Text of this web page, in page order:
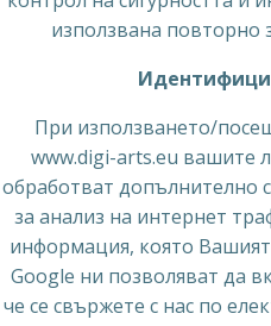
използвана повторно
При използването/
www.digi-arts.eu вашите
обработват допълнително
за анализ на интернет
информация, която
Google ни позволяват да
че се свържете с нас по